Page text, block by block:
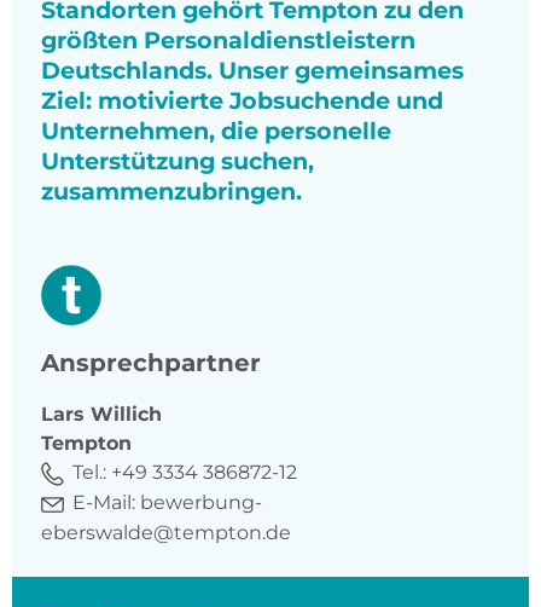
Standorten gehört Tempton zu den
größten Personaldienstleistern
Deutschlands. Unser gemeinsames
Ziel: motivierte Jobsuchende und
Unternehmen, die personelle
Unterstützung suchen,
zusammenzubringen.
Ansprechpartner
Lars Willich
Tempton
Tel.: +49 3334 386872-12
E-Mail: bewerbung-
eberswalde@tempton.de